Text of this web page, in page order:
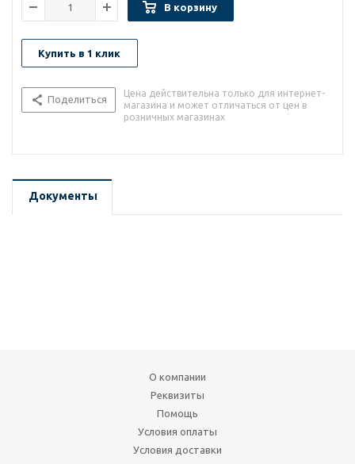
В корзину
Купить в 1 клик
Поделиться
Цена действительна только для интернет-
магазина и может отличаться от цен в
розничных магазинах
Документы
О компании
Реквизиты
Помощь
Условия оплаты
Условия доставки